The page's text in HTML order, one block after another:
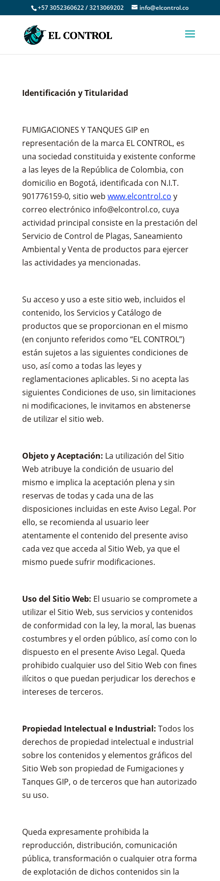
+57 3052360622 / 3213069202 info@elcontrol.co
Identificación y Titularidad
FUMIGACIONES Y TANQUES GIP en
representación de la marca EL CONTROL, es
una sociedad constituida y existente conforme
a las leyes de la República de Colombia, con
domicilio en Bogotá, identificada con N.I.T.
901776159-0, sitio web www.elcontrol.co y
correo electrónico info@elcontrol.co, cuya
actividad principal consiste en la prestación del
Servicio de Control de Plagas, Saneamiento
Ambiental y Venta de productos para ejercer
las actividades ya mencionadas.
Su acceso y uso a este sitio web, incluidos el
contenido, los Servicios y Catálogo de
productos que se proporcionan en el mismo
(en conjunto referidos como “EL CONTROL”)
están sujetos a las siguientes condiciones de
uso, así como a todas las leyes y
reglamentaciones aplicables. Si no acepta las
siguientes Condiciones de uso, sin limitaciones
ni modificaciones, le invitamos en abstenerse
de utilizar el sitio web.
Objeto y Aceptación: La utilización del Sitio
Web atribuye la condición de usuario del
mismo e implica la aceptación plena y sin
reservas de todas y cada una de las
disposiciones incluidas en este Aviso Legal. Por
ello, se recomienda al usuario leer
atentamente el contenido del presente aviso
cada vez que acceda al Sitio Web, ya que el
mismo puede sufrir modificaciones.
Uso del Sitio Web: El usuario se compromete a
utilizar el Sitio Web, sus servicios y contenidos
de conformidad con la ley, la moral, las buenas
costumbres y el orden público, así como con lo
dispuesto en el presente Aviso Legal. Queda
prohibido cualquier uso del Sitio Web con fines
ilícitos o que puedan perjudicar los derechos e
intereses de terceros.
Propiedad Intelectual e Industrial: Todos los
derechos de propiedad intelectual e industrial
sobre los contenidos y elementos gráficos del
Sitio Web son propiedad de Fumigaciones y
Tanques GIP, o de terceros que han autorizado
su uso.
Queda expresamente prohibida la
reproducción, distribución, comunicación
pública, transformación o cualquier otra forma
de explotación de dichos contenidos sin la